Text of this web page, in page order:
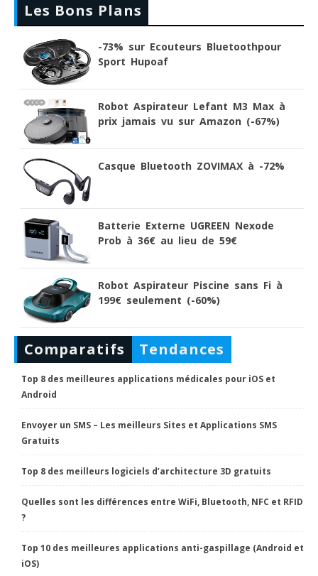
Les Bons Plans
-73% sur Ecouteurs Bluetoothpour
Sport Hupoaf
Robot Aspirateur Lefant M3 Max à
prix jamais vu sur Amazon (-67%)
Casque Bluetooth ZOVIMAX à -72%
Batterie Externe UGREEN Nexode
Prob à 36€ au lieu de 59€
Robot Aspirateur Piscine sans Fi à
199€ seulement (-60%)
Comparatifs Tendances
Top 8 des meilleures applications médicales pour iOS et
Android
Envoyer un SMS – Les meilleurs Sites et Applications SMS
Gratuits
Top 8 des meilleurs logiciels d’architecture 3D gratuits
Quelles sont les différences entre WiFi, Bluetooth, NFC et RFID
?
Top 10 des meilleures applications anti-gaspillage (Android et
iOS)